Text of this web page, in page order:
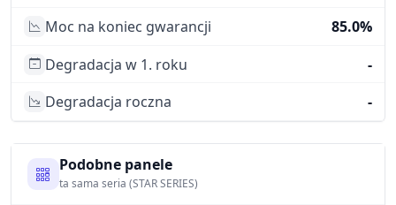
Moc na koniec gwarancji
85.0%
Degradacja w 1. roku
-
Degradacja roczna
-
Podobne panele
ta sama seria (STAR SERIES)